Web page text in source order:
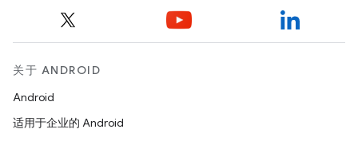
关于 ANDROID
Android
适用于企业的 Android